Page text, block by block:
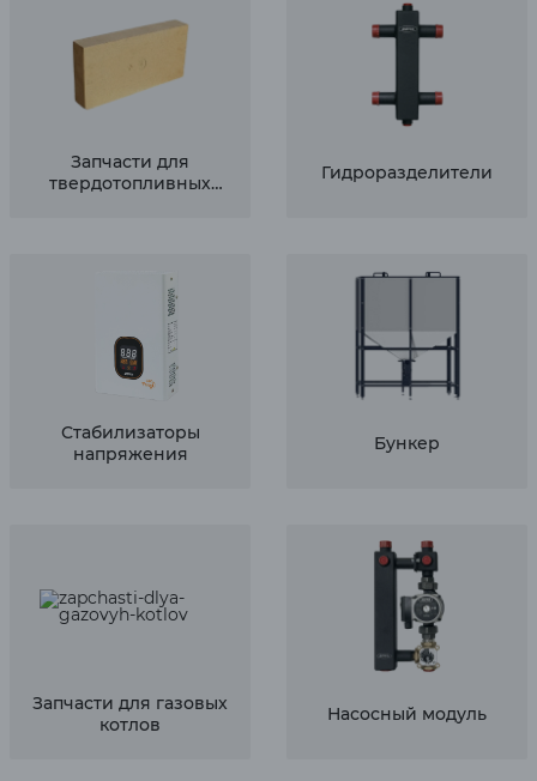
Запчасти для
твердотопливных
Гидроразделители
Стабилизаторы
напряжения
Бункер
Запчасти для газовых
котлов
Насосный модуль